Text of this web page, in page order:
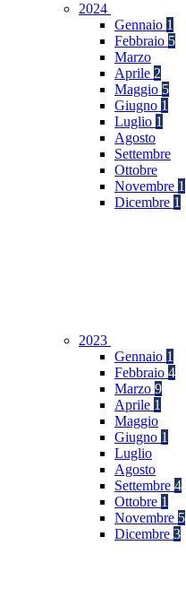
2024
Gennaio 1
Febbraio 5
Marzo
Aprile 2
Maggio 5
Giugno 1
Luglio 1
Agosto
Settembre
Ottobre
Novembre 1
Dicembre 1
2023
Gennaio 1
Febbraio 4
Marzo 9
Aprile 1
Maggio
Giugno 1
Luglio
Agosto
Settembre 4
Ottobre 1
Novembre 5
Dicembre 3